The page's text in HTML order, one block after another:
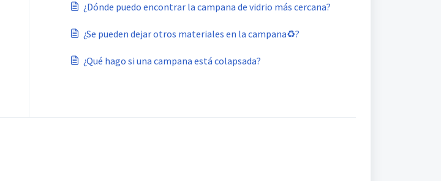
¿Dónde puedo encontrar la campana de vidrio más cercana?
¿Se pueden dejar otros materiales en la campana♻️?
¿Qué hago si una campana está colapsada?